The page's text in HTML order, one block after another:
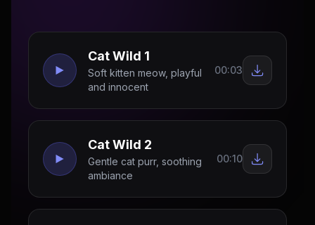
Cat Wild 1
Soft kitten meow, playful
and innocent
00:03
Cat Wild 2
Gentle cat purr, soothing
ambiance
00:10